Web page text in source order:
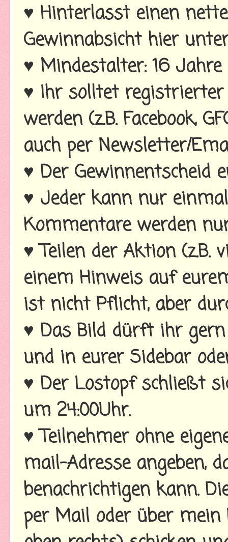
♥ Hinterlasst einen
Gewinnabsicht hier
♥ Mindestalter: 16 Jahre
♥ Ihr solltet registrierter
werden (z.B. Facebook,
auch per Newsletter/
♥ Der Gewinnentscheid
♥ Jeder kann nur
Kommentare werden
♥ Teilen der Aktion (z.B.
einem Hinweis auf
ist nicht Pflicht, aber
♥ Das Bild dürft ihr
und in eurer Sidebar
♥ Der Lostopf schließt
um 24:00Uhr.
♥ Teilnehmer ohne
mail-Adresse angeben,
benachrichtigen kann.
per Mail oder über